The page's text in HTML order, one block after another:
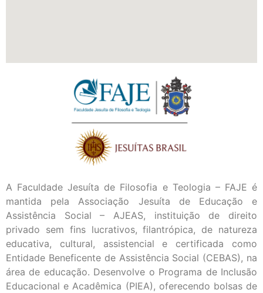
A Faculdade Jesuíta de Filosofia e Teologia – FAJE é
mantida pela Associação Jesuíta de Educação e
Assistência Social – AJEAS, instituição de direito
privado sem fins lucrativos, filantrópica, de natureza
educativa, cultural, assistencial e certificada como
Entidade Beneficente de Assistência Social (CEBAS), na
área de educação. Desenvolve o Programa de Inclusão
Educacional e Acadêmica (PIEA), oferecendo bolsas de